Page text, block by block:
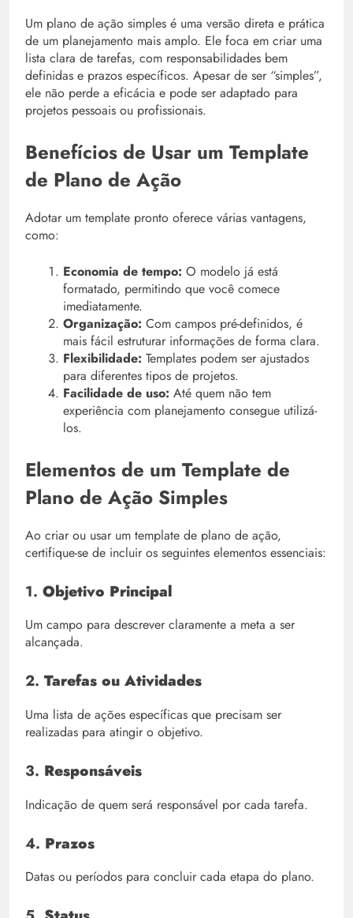
Um plano de ação simples é uma versão direta e prática
de um planejamento mais amplo. Ele foca em criar uma
lista clara de tarefas, com responsabilidades bem
definidas e prazos específicos. Apesar de ser “simples”,
ele não perde a eficácia e pode ser adaptado para
projetos pessoais ou profissionais.
Benefícios de Usar um Template
de Plano de Ação
Adotar um template pronto oferece várias vantagens,
como:
Economia de tempo: O modelo já está
formatado, permitindo que você comece
imediatamente.
Organização: Com campos pré-definidos, é
mais fácil estruturar informações de forma clara.
Flexibilidade: Templates podem ser ajustados
para diferentes tipos de projetos.
Facilidade de uso: Até quem não tem
experiência com planejamento consegue utilizá-
los.
Elementos de um Template de
Plano de Ação Simples
Ao criar ou usar um template de plano de ação,
certifique-se de incluir os seguintes elementos essenciais:
1. Objetivo Principal
Um campo para descrever claramente a meta a ser
alcançada.
2. Tarefas ou Atividades
Uma lista de ações específicas que precisam ser
realizadas para atingir o objetivo.
3. Responsáveis
Indicação de quem será responsável por cada tarefa.
4. Prazos
Datas ou períodos para concluir cada etapa do plano.